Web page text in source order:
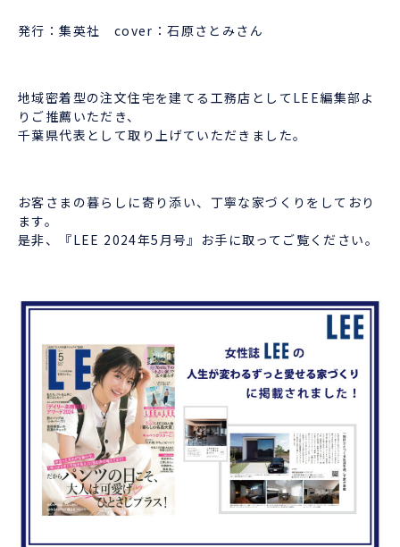
発行：集英社 cover：石原さとみさん
地域密着型の注文住宅を建てる工務店としてLEE編集部よ
りご推薦いただき、
千葉県代表として取り上げていただきました。
お客さまの暮らしに寄り添い、丁寧な家づくりをしており
ます。
是非、『LEE 2024年5月号』お手に取ってご覧ください。